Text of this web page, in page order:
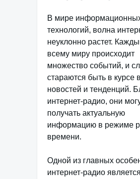
В мире
технологий, волна
неуклонно растет.
всему миру происходит
множество событий, и
стараются быть в курсе
новостей и тенденций.
интернет-радио, они
получать актуальную
информацию в режиме
времени.
Одной из главных
интернет-радио